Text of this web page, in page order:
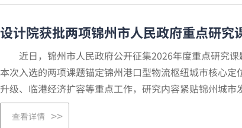
设计院获批两项锦州市人民政府重点研究
近日，锦州市人民政府公开征集2026年度重点研究
本次入选的两项课题锚定锦州港口型物流枢纽城市核心
升级、临港经济扩容等重点工作，研究内容紧贴锦州城市
查看详情